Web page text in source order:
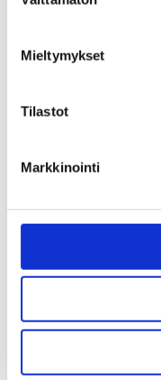
Mieltymykset
Tilastot
Markkinointi
kertoo.
Vanhustenviikkoa